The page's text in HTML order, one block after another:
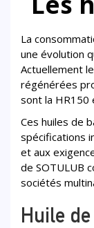
La
une évolution
Actuellement
régénérées
sont la HR150
Ces huiles de
spécifications
et aux
de SOTULUB
sociétés
Huile